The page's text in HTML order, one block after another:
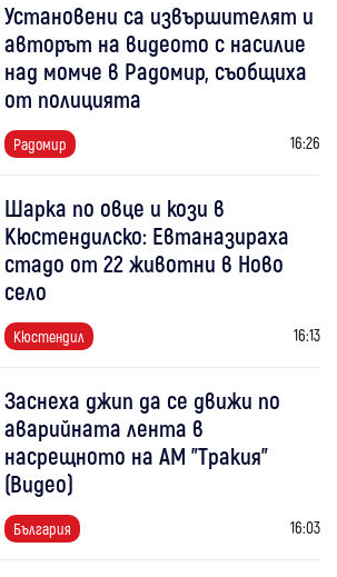
Установени са извършителят и
авторът на видеото с насилие
над момче в Радомир, съобщиха
от полицията
Радомир 16:26
Шарка по овце и кози в
Кюстендилско: Евтаназираха
стадо от 22 животни в Ново
село
Кюстендил 16:13
Заснеха джип да се движи по
аварийната лента в
насрещното на АМ "Тракия"
(Видео)
България 16:03